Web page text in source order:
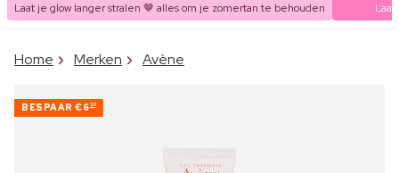
Laat je glow langer stralen 🤎 alles om je zomertan te behouden
ITEM TOEGEVOEGD AAN
Home Merken Avène
BESPAAR €630